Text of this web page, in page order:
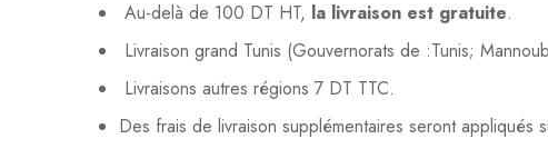
Au-delà de 100 DT HT, la livraison est gratuite.
Livraison grand Tunis (Gouvernorats de :Tunis;
Livraisons autres régions 7 DT TTC.
Des frais de livraison supplémentaires seront appliqués